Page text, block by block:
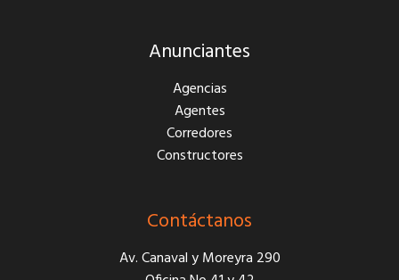
Anunciantes
Agencias
Agentes
Corredores
Constructores
Contáctanos
Av. Canaval y Moreyra 290